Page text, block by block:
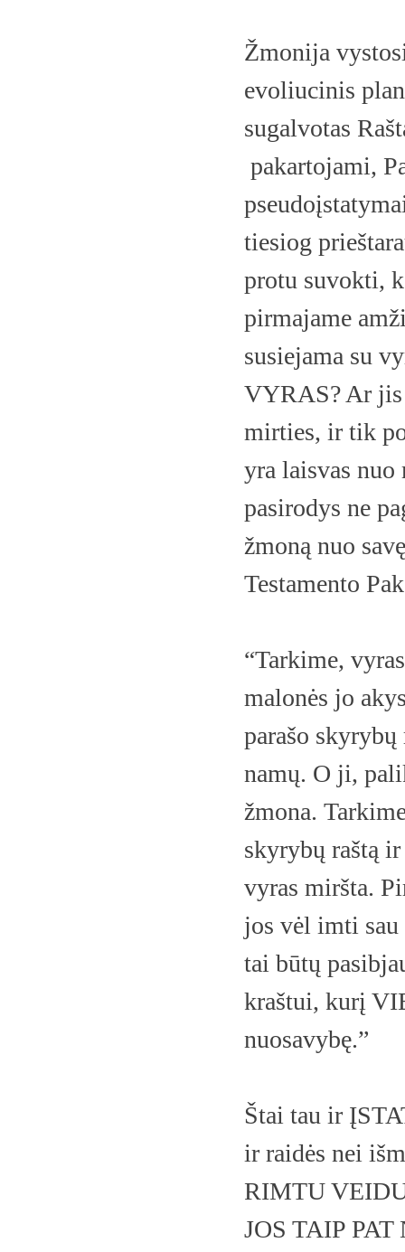
Žmonija
evoliucinis
sugalvotas
pakartojami,
tiesiog
protu suvokti,
pirmajame
susiejama su
VYRAS? Ar jis
mirties, ir tik
yra laisvas nuo
pasirodys ne
žmoną nuo
Testamento
“Tarkime,
malonės jo
parašo
namų. O ji,
žmona.
skyrybų raštą
vyras miršta.
jos vėl imti
tai būtų
kraštui, kurį
nuosavybę.”
Štai tau ir
ir raidės nei
RIMTU
JOS TAIP